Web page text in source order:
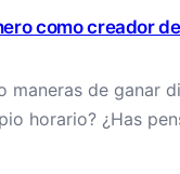
como creador
maneras de ganar
horario? ¿Has